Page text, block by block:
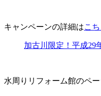
キャンペーンの詳細はこ
加古川限定！平成29
水周りリフォーム館のペー